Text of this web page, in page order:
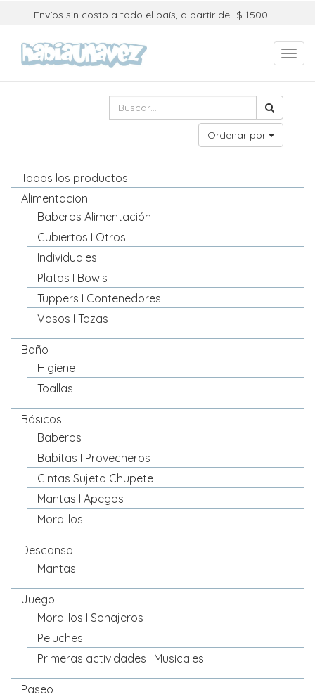
Envíos sin costo a todo el país, a partir de $ 1500
Ordenar por
Todos los productos
Alimentacion
Baberos Alimentación
Cubiertos I Otros
Individuales
Platos I Bowls
Tuppers I Contenedores
Vasos I Tazas
Baño
Higiene
Toallas
Básicos
Baberos
Babitas I Provecheros
Cintas Sujeta Chupete
Mantas I Apegos
Mordillos
Descanso
Mantas
Juego
Mordillos I Sonajeros
Peluches
Primeras actividades I Musicales
Paseo